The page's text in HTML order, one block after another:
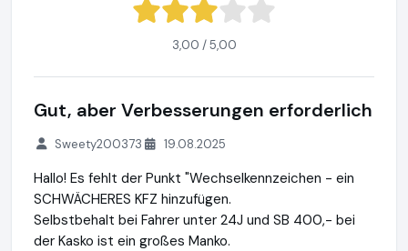
3,00 / 5,00
Gut, aber Verbesserungen erforderlich
Sweety200373 19.08.2025
Hallo! Es fehlt der Punkt "Wechselkennzeichen - ein
SCHWÄCHERES KFZ hinzufügen.
Selbstbehalt bei Fahrer unter 24J und SB 400,- bei
der Kasko ist ein großes Manko.